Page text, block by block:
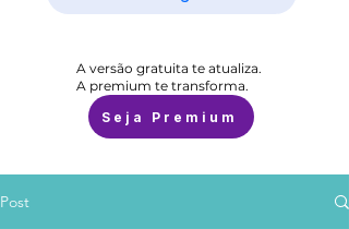
A versão gratuita te atualiza.
A premium te transforma.
Seja Premium
Post